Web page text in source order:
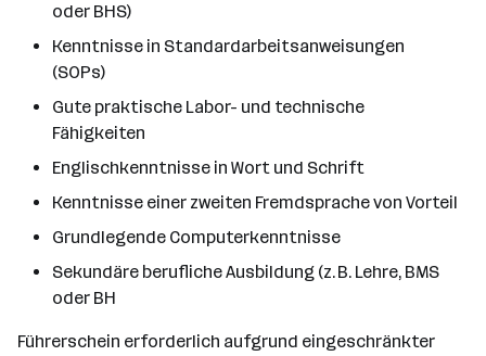
oder BHS)
Kenntnisse in Standardarbeitsanweisungen
(SOPs)
Gute praktische Labor- und technische
Fähigkeiten
Englischkenntnisse in Wort und Schrift
Kenntnisse einer zweiten Fremdsprache von Vorteil
Grundlegende Computerkenntnisse
Sekundäre berufliche Ausbildung (z. B. Lehre, BMS
oder BH
Führerschein erforderlich aufgrund eingeschränkter